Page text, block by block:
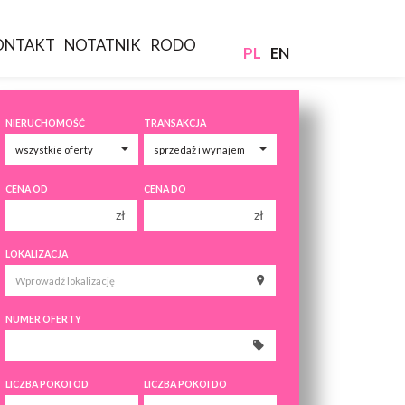
NOTATNIK RODO PL EN
NIERUCHOMOŚĆ TRANSAKCJA
CENA OD
zł
200 000 zł
250 000 zł
300 000 zł
CENA DO
zł
200 000 zł
250 000 zł
LOKALIZACJA
NUMER OFERTY
LICZBA POKOI OD LICZBA POKOI DO